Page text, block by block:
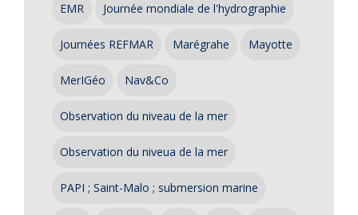
EMR Journée mondiale de l'hydrographie
Journées REFMAR Marégrahe Mayotte
MerIGéo Nav&Co
Observation du niveau de la mer
Observation du niveua de la mer
PAPI ; Saint-Malo ; submersion marine